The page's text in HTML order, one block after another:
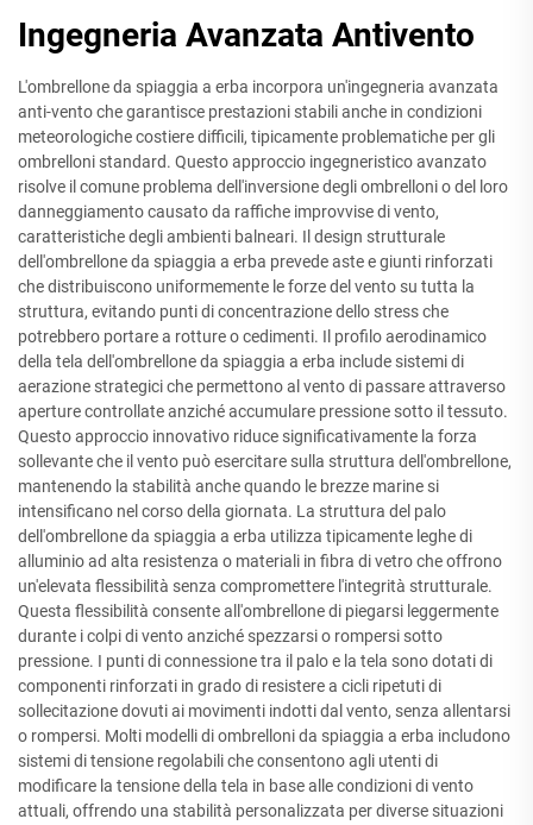
Ingegneria Avanzata Antivento
L'ombrellone da spiaggia a erba incorpora un'ingegneria avanzata
anti-vento che garantisce prestazioni stabili anche in condizioni
meteorologiche costiere difficili, tipicamente problematiche per gli
ombrelloni standard. Questo approccio ingegneristico avanzato
risolve il comune problema dell'inversione degli ombrelloni o del loro
danneggiamento causato da raffiche improvvise di vento,
caratteristiche degli ambienti balneari. Il design strutturale
dell'ombrellone da spiaggia a erba prevede aste e giunti rinforzati
che distribuiscono uniformemente le forze del vento su tutta la
struttura, evitando punti di concentrazione dello stress che
potrebbero portare a rotture o cedimenti. Il profilo aerodinamico
della tela dell'ombrellone da spiaggia a erba include sistemi di
aerazione strategici che permettono al vento di passare attraverso
aperture controllate anziché accumulare pressione sotto il tessuto.
Questo approccio innovativo riduce significativamente la forza
sollevante che il vento può esercitare sulla struttura dell'ombrellone,
mantenendo la stabilità anche quando le brezze marine si
intensificano nel corso della giornata. La struttura del palo
dell'ombrellone da spiaggia a erba utilizza tipicamente leghe di
alluminio ad alta resistenza o materiali in fibra di vetro che offrono
un'elevata flessibilità senza compromettere l'integrità strutturale.
Questa flessibilità consente all'ombrellone di piegarsi leggermente
durante i colpi di vento anziché spezzarsi o rompersi sotto
pressione. I punti di connessione tra il palo e la tela sono dotati di
componenti rinforzati in grado di resistere a cicli ripetuti di
sollecitazione dovuti ai movimenti indotti dal vento, senza allentarsi
o rompersi. Molti modelli di ombrelloni da spiaggia a erba includono
sistemi di tensione regolabili che consentono agli utenti di
modificare la tensione della tela in base alle condizioni di vento
attuali, offrendo una stabilità personalizzata per diverse situazioni